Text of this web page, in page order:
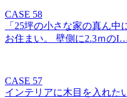
CASE 58
「25坪の小さな家の真ん
お住まい。 壁側に2.3ｍの
CASE 57
インテリアに木目を入れた